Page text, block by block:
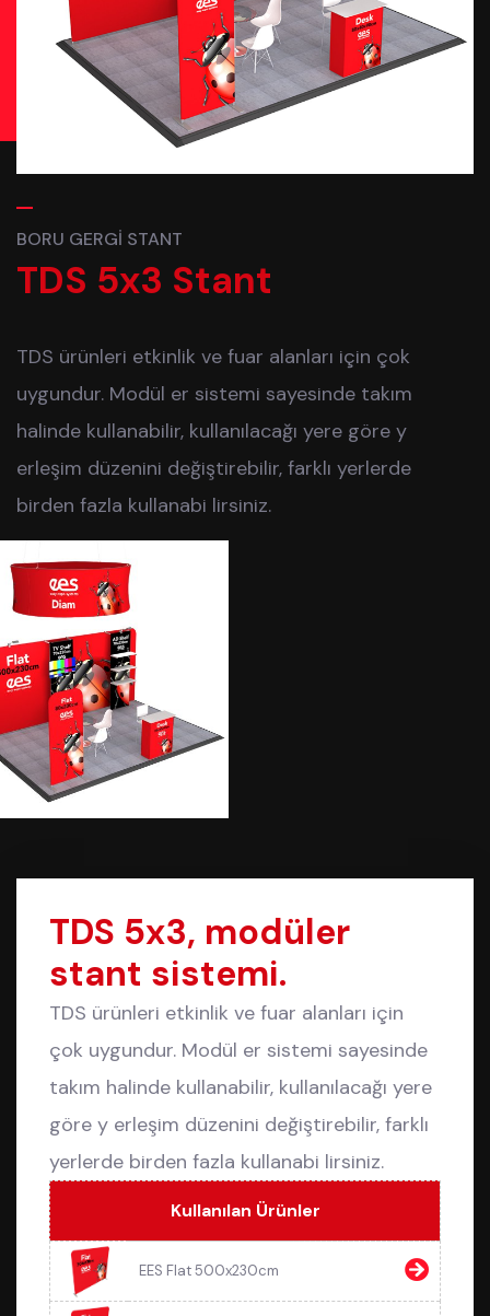
BORU GERGI STANT
TDS 5x3 Stant
TDS ürünleri etkinlik ve fuar alanları için çok
uygundur. Modül er sistemi sayesinde takım
halinde kullanabilir, kullanılacağı yere göre y
erleşim düzenini değiştirebilir, farklı yerlerde
birden fazla kullanabi lirsiniz.
TDS 5x3, modüler
stant sistemi.
TDS ürünleri etkinlik ve fuar alanları için
çok uygundur. Modül er sistemi sayesinde
takım halinde kullanabilir, kullanılacağı yere
göre y erleşim düzenini değiştirebilir, farklı
yerlerde birden fazla kullanabi lirsiniz.
Kullanılan Ürünler
EES Flat 500x230cm